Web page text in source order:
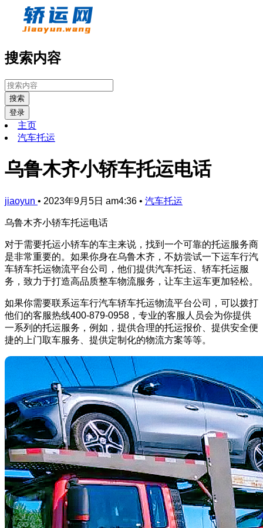
搜索内容
搜索
登录
主页
汽车托运
乌鲁木齐小轿车托运电话
jiaoyun • 2023年9月5日 am4:36 • 汽车托运
乌鲁木齐小轿车托运电话
对于需要托运小轿车的车主来说，找到一个可靠的托运服务商
是非常重要的。如果你身在乌鲁木齐，不妨尝试一下运车行汽
车轿车托运物流平台公司，他们提供汽车托运、轿车托运服
务，致力于打造高品质整车物流服务，让车主运车更加轻松。
如果你需要联系运车行汽车轿车托运物流平台公司，可以拨打
他们的客服热线400-879-0958，专业的客服人员会为你提供
一系列的托运服务，例如，提供合理的托运报价、提供安全便
捷的上门取车服务、提供定制化的物流方案等等。